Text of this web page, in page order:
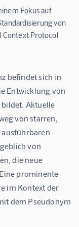
Fokus auf
von
Context Protocol
befindet sich in
Entwicklung von
Aktuelle
von starren,
von
die neue
prominente
im Kontext der
dem Pseudonym